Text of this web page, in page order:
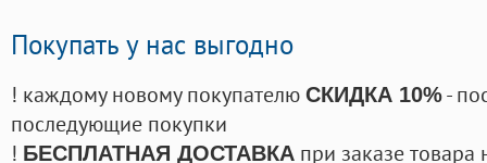
Покупать у нас выгодно
! каждому новому покупателю СКИДКА 10%-
последующие покупки
! БЕСПЛАТНАЯ ДОСТАВКА при заказе